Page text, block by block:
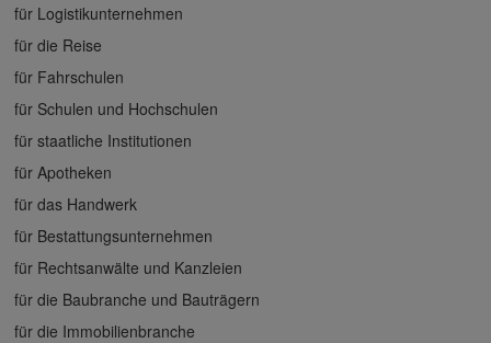
für Logistikunternehmen
für die Reise
für Fahrschulen
für Schulen und Hochschulen
für staatliche Institutionen
für Apotheken
für das Handwerk
für Bestattungsunternehmen
für Rechtsanwälte und Kanzleien
für die Baubranche und Bauträgern
für die Immobilienbranche